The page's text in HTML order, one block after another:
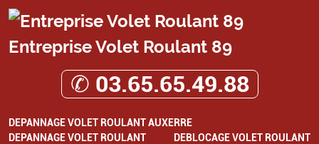
Entreprise Volet Roulant 89
✆ 03.65.65.49.88
DEPANNAGE VOLET ROULANT AUXERRE
DEPANNAGE VOLET ROULANT
DEBLOCAGE VOLET ROULANT